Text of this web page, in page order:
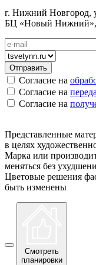
г. Нижний Новгород,
БЦ «Новый Нижний»,
Согласие на
Согласие на
Согласие на
Представленные
в целях
Марка или
меняться без
Цветовые решения
быть изменены
Смотреть
планировки